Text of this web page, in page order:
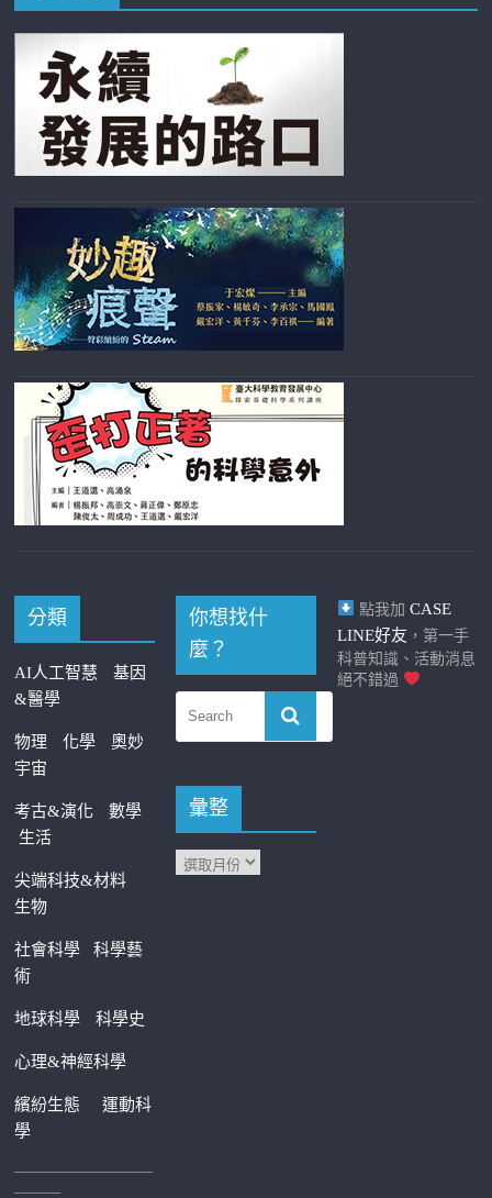
分類
AI人工智慧
基因
&醫學
物理 化學
奧妙
宇宙
考古&演化
數學
生活
尖端科技&材料
生物
社會科學科學藝
術
地球科學 科學史
心理&神經科學
繽紛生態運動科
學
—————————
———
你想找什
麼？
彙整
點我加 CASE
LINE好友 ，第一手
科普知識、活動消息
絕不錯過